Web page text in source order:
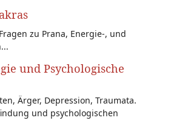
zu Prana, Energie-, und
und Psychologische
Ärger, Depression, Traumata.
und psychologischen